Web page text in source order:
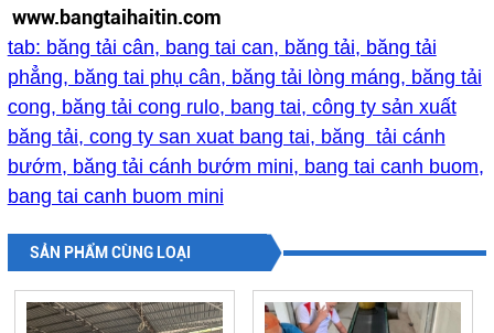
www.bangtaihaitin.com
tab: băng tải cân, bang tai can, băng tải, băng tải
phẳng, băng tai phụ cân, băng tải lòng máng, băng tải
cong, băng tải cong rulo, bang tai, công ty sản xuất
băng tải, cong ty san xuat bang tai, băng tải cánh
bướm, băng tải cánh bướm mini, bang tai canh buom,
bang tai canh buom mini
SẢN PHẨM CÙNG LOẠI